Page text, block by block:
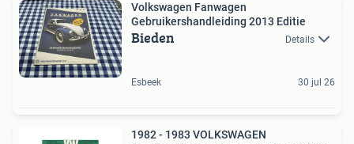
Volkswagen Fanwagen
Gebruikershandleiding 2013 Editie
Bieden Details
Esbeek 30 jul 26
1982 - 1983 VOLKSWAGEN